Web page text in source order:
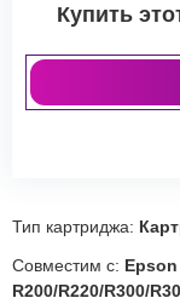
Купить
Тип картриджа:
Совместим с: Epson
R200/R220/R300/